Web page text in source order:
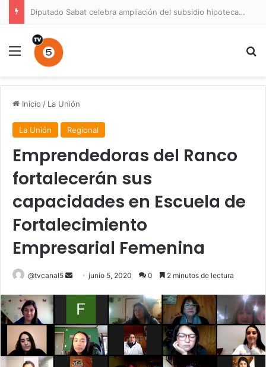
Diputado Sabat celebra ampliación del subsidio hipotecario con viviendas de hasta 6.000 UF
Menú
Inicio / La Unión
La Unión Regional
Emprendedoras del Ranco
fortalecerán sus
capacidades en Escuela de
Fortalecimiento
Empresarial Femenina
@tvcanal5
Send
email
junio 5, 2020 0 2 minutos de lectura